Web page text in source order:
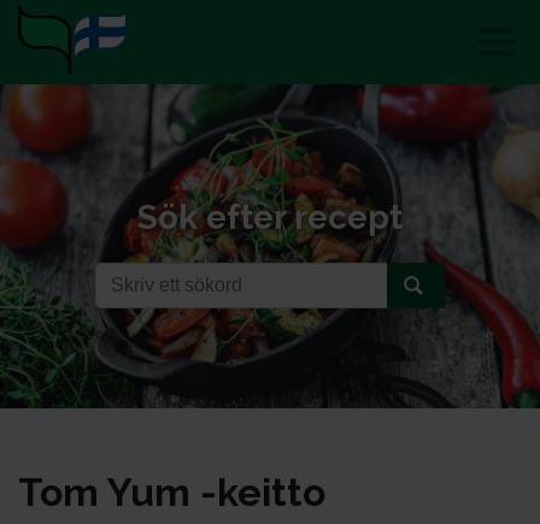
Sök efter recept
Tom Yum -keit­to